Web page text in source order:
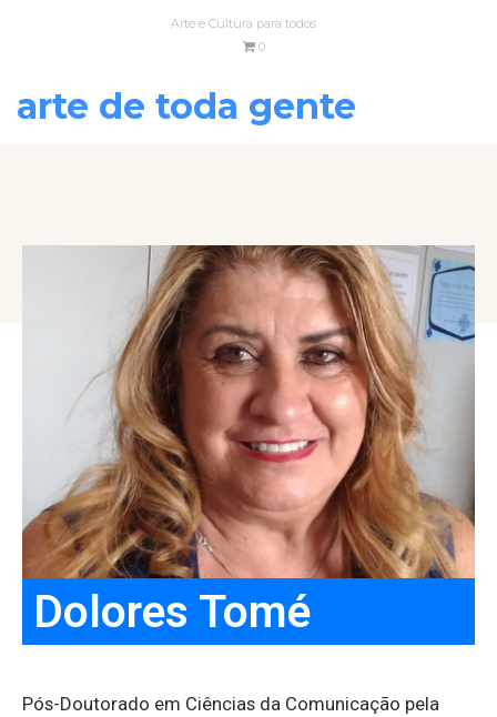
Arte e Cultura para todos
0
arte de toda gente
VOLTAR
Dolores Tomé
Pós-Doutorado em Ciências da Comunicação pela